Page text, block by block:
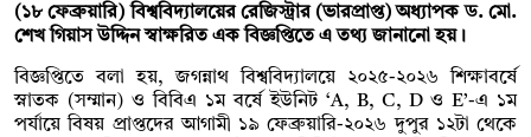
(১৮ ফেব্রুয়ারি) বিশ্ববিদ্যালয়ের রেজিস্ট্রার (ভারপ্রাপ্ত) অধ্যাপক ড. মো.
শেখ গিয়াস উদ্দিন স্বাক্ষরিত এক বিজ্ঞপ্তিতে এ তথ্য জানানো হয়।
বিজ্ঞপ্তিতে বলা হয়, জগন্নাথ বিশ্ববিদ্যালয়ে ২০২৫-২০২৬ শিক্ষাবর্ষে
স্নাতক (সম্মান) ও বিবিএ ১ম বর্ষে ইউনিট ‘A, B, C, D ও E’-এ ১ম
পর্যায়ে বিষয় প্রাপ্তদের আগামী ১৯ ফেব্রুয়ারি-২০২৬ দুপুর ১২টা থেকে